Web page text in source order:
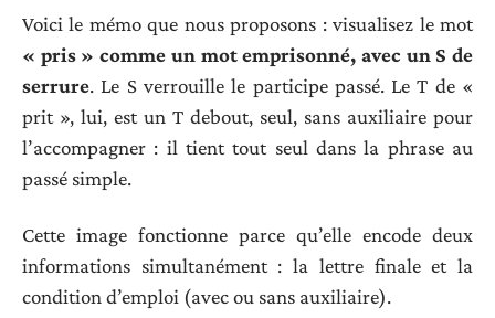
Voici le mémo que nous proposons : visualisez le mot
« pris » comme un mot emprisonné, avec un S de
serrure. Le S verrouille le participe passé. Le T de «
prit », lui, est un T debout, seul, sans auxiliaire pour
l’accompagner : il tient tout seul dans la phrase au
passé simple.
Cette image fonctionne parce qu’elle encode deux
informations simultanément : la lettre finale et la
condition d’emploi (avec ou sans auxiliaire).